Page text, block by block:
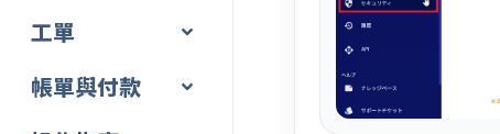
工單
帳單與付款